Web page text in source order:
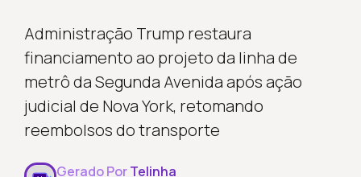
Administração Trump restaura
financiamento ao projeto da linha de
metrô da Segunda Avenida após ação
judicial de Nova York, retomando
reembolsos do transporte
Gerado PorTelinha